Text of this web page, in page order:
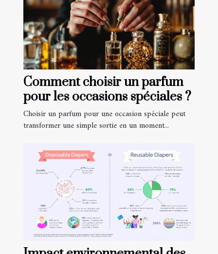
Comment choisir un parfum
pour les occasions spéciales ?
Choisir un parfum pour une occasion spéciale peut
transformer une simple sortie en un moment...